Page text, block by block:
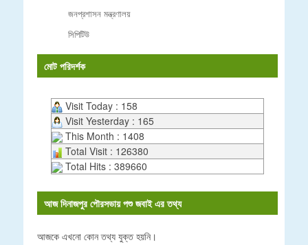
জনপ্রশাসন মন্ত্রণালয়
সিপিটিউ
মোট পরিদর্শক
Visit Today : 158
Visit Yesterday : 165
This Month : 1408
Total Visit : 126380
Total Hits : 389660
আজ দিনাজপুর পৌরসভায় পশু জবাই এর তথ্য
আজকে এখনো কোন তথ্য যুক্ত হয়নি।